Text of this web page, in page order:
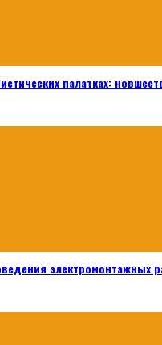
палатках:
электромонтажных